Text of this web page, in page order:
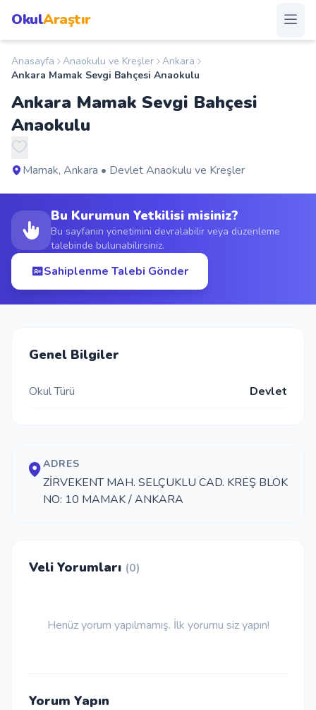
OkulAraştır
Anasayfa
Okullar
Şehirler
Duyurular
S.S.S.
Blog
Okul Ekle
Anasayfa Anaokulu ve Kreşler
Ankara
Ankara Mamak Sevgi Bahçesi Anaokulu
Ankara Mamak Sevgi Bahçesi
Anaokulu
Mamak, Ankara • Devlet Anaokulu ve Kreşler
Bu Kurumun Yetkilisi misiniz?
Bu sayfanın yönetimini devralabilir veya düzenleme
talebinde bulunabilirsiniz.
Sahiplenme Talebi Gönder
Genel Bilgiler
Okul Türü Devlet
ADRES
ZİRVEKENT MAH. SELÇUKLU CAD. KREŞ BLOK
NO: 10 MAMAK / ANKARA
Veli Yorumları (0)
Henüz yorum yapılmamış. İlk yorumu siz yapın!
Yorum Yapın